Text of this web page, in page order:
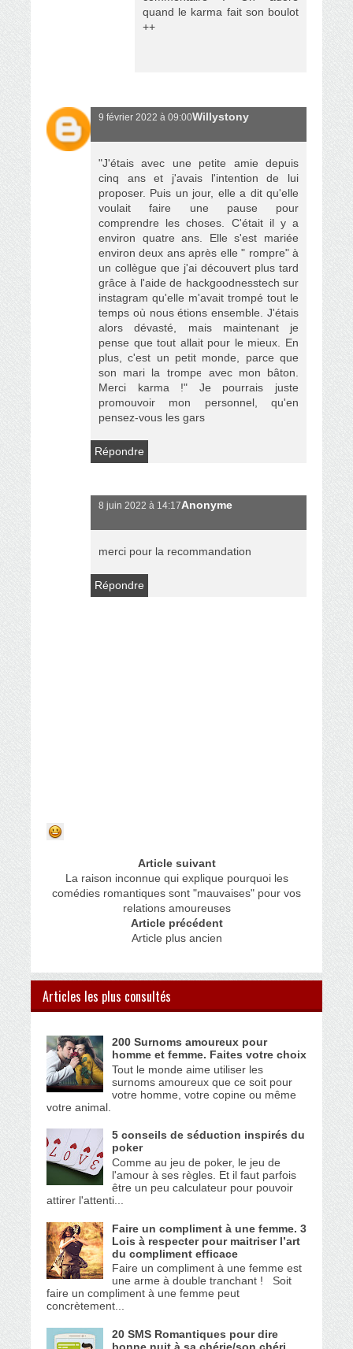
quand le karma fait son boulot
++
Willystony
9 février 2022 à 09:00
"J'étais avec une petite amie depuis
cinq ans et j'avais l'intention de lui
proposer. Puis un jour, elle a dit qu'elle
voulait faire une pause pour
comprendre les choses. C'était il y a
environ quatre ans. Elle s'est mariée
environ deux ans après elle " rompre" à
un collègue que j'ai découvert plus tard
grâce à l'aide de hackgoodnesstech sur
instagram qu'elle m'avait trompé tout le
temps où nous étions ensemble. J'étais
alors dévasté, mais maintenant je
pense que tout allait pour le mieux. En
plus, c'est un petit monde, parce que
son mari la trompe avec mon bâton.
Merci karma !" Je pourrais juste
promouvoir mon personnel, qu'en
pensez-vous les gars
Répondre
Anonyme
8 juin 2022 à 14:17
merci pour la recommandation
Répondre
Article suivant
La raison inconnue qui explique pourquoi les
comédies romantiques sont "mauvaises" pour vos
relations amoureuses
Article précédent
Article plus ancien
Articles les plus consultés
200 Surnoms amoureux pour
homme et femme. Faites votre choix
Tout le monde aime utiliser les
surnoms amoureux que ce soit pour
votre homme, votre copine ou même
votre animal.
5 conseils de séduction inspirés du
poker
Comme au jeu de poker, le jeu de
l'amour à ses règles. Et il faut parfois
être un peu calculateur pour pouvoir
attirer l'attenti...
Faire un compliment à une femme. 3
Lois à respecter pour maitriser l’art
du compliment efficace
Faire un compliment à une femme est
une arme à double tranchant ! Soit
faire un compliment à une femme peut
concrètement...
20 SMS Romantiques pour dire